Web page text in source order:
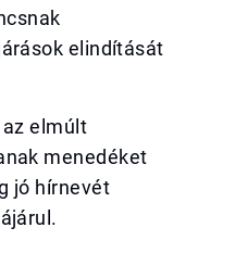
elindítását
elmúlt
menedéket
jó hírnevét